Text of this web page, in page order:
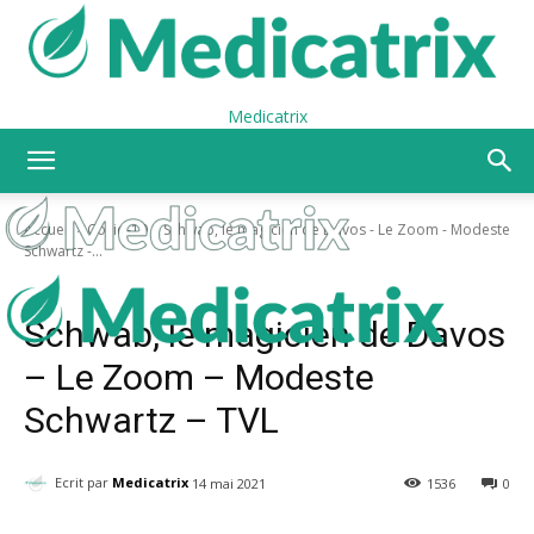
Medicatrix
Accueil Covid-19
Schwab, le magicien de Davos - Le Zoom - Modeste
Schwartz -...
Covid-19
Schwab, le magicien de Davos
– Le Zoom – Modeste
Schwartz – TVL
Ecrit par Medicatrix 14 mai 2021 0
1536